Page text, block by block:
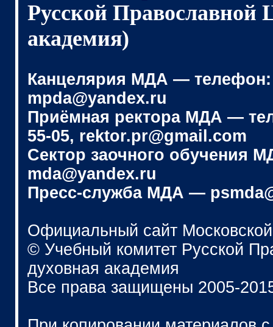
Русской Православной
академия)
Канцелярия МДА — телефон:
mpda@yandex.ru
Приёмная ректора МДА —
55-05, rektor.pr@gmail.com
Сектор заочного обучения
mda@yandex.ru
Пресс-служба МДА —
Официальный сайт
© Учебный комитет Русской
духовная академия
Все права защищены 2005-